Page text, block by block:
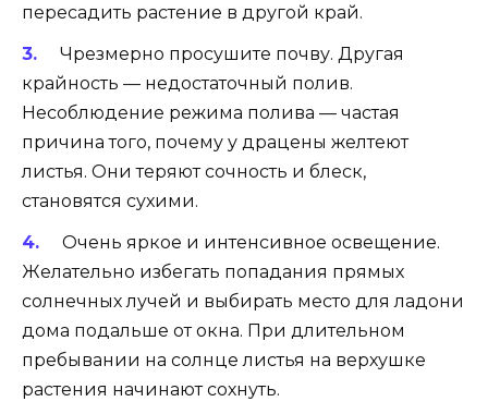
пересадить растение в другой край.
Чрезмерно просушите почву. Другая
крайность — недостаточный полив.
Несоблюдение режима полива — частая
причина того, почему у драцены желтеют
листья. Они теряют сочность и блеск,
становятся сухими.
Очень яркое и интенсивное освещение.
Желательно избегать попадания прямых
солнечных лучей и выбирать место для ладони
дома подальше от окна. При длительном
пребывании на солнце листья на верхушке
растения начинают сохнуть.